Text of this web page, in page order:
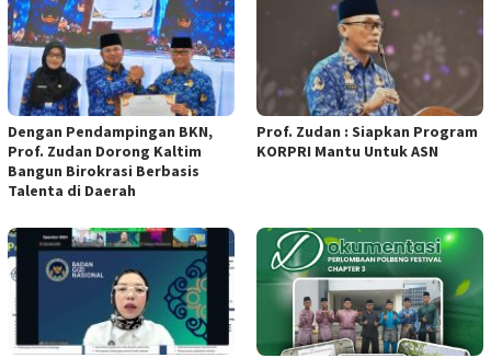
Dengan Pendampingan BKN,
Prof. Zudan Dorong Kaltim
Bangun Birokrasi Berbasis
Talenta di Daerah
Prof. Zudan : Siapkan Program
KORPRI Mantu Untuk ASN